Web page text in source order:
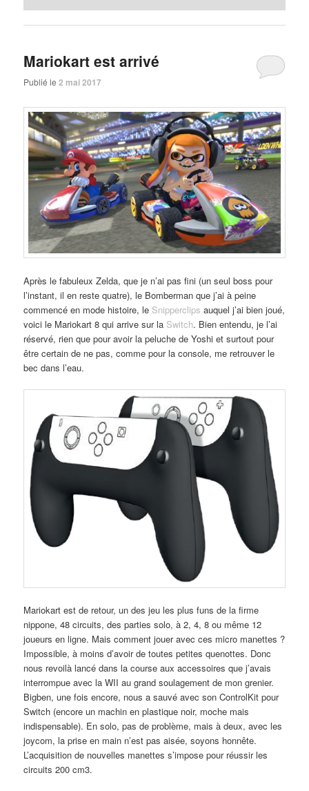
Mariokart est arrivé
Publié le2 mai 2017
Après le fabuleux Zelda, que je n’ai pas fini (un seul boss pour
l’instant, il en reste quatre), le Bomberman que j’ai à peine
commencé en mode histoire, le Snipperclips auquel j’ai bien joué,
voici le Mariokart 8 qui arrive sur la Switch. Bien entendu, je l’ai
réservé, rien que pour avoir la peluche de Yoshi et surtout pour
être certain de ne pas, comme pour la console, me retrouver le
bec dans l’eau.
Mariokart est de retour, un des jeu les plus funs de la firme
nippone, 48 circuits, des parties solo, à 2, 4, 8 ou même 12
joueurs en ligne. Mais comment jouer avec ces micro manettes ?
Impossible, à moins d’avoir de toutes petites quenottes. Donc
nous revoilà lancé dans la course aux accessoires que j’avais
interrompue avec la WII au grand soulagement de mon grenier.
Bigben, une fois encore, nous a sauvé avec son ControlKit pour
Switch (encore un machin en plastique noir, moche mais
indispensable). En solo, pas de problème, mais à deux, avec les
joycom, la prise en main n’est pas aisée, soyons honnête.
L’acquisition de nouvelles manettes s’impose pour réussir les
circuits 200 cm3.